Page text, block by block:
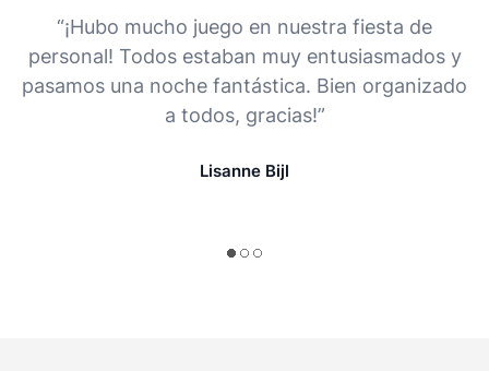
“¡Hubo mucho juego en nuestra fiesta de
personal! Todos estaban muy entusiasmados y
pasamos una noche fantástica. Bien organizado
a todos, gracias!”
Lisanne Bijl